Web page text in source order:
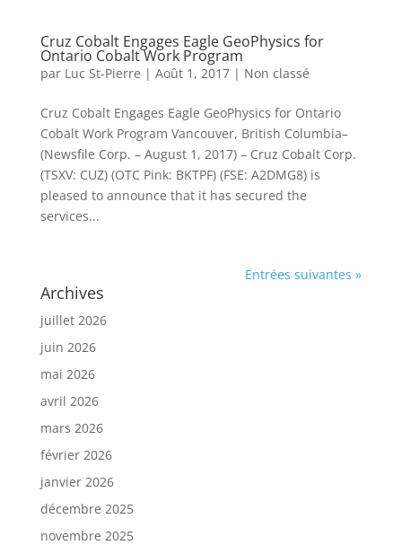
Cruz Cobalt Engages Eagle GeoPhysics for
Ontario Cobalt Work Program
par Luc St-Pierre | Août 1, 2017| Non classé
Cruz Cobalt Engages Eagle GeoPhysics for Ontario
Cobalt Work Program Vancouver, British Columbia–
(Newsfile Corp. – August 1, 2017) – Cruz Cobalt Corp.
(TSXV: CUZ) (OTC Pink: BKTPF) (FSE: A2DMG8) is
pleased to announce that it has secured the
services...
Entrées suivantes »
Archives
juillet 2026
juin 2026
mai 2026
avril 2026
mars 2026
février 2026
janvier 2026
décembre 2025
novembre 2025